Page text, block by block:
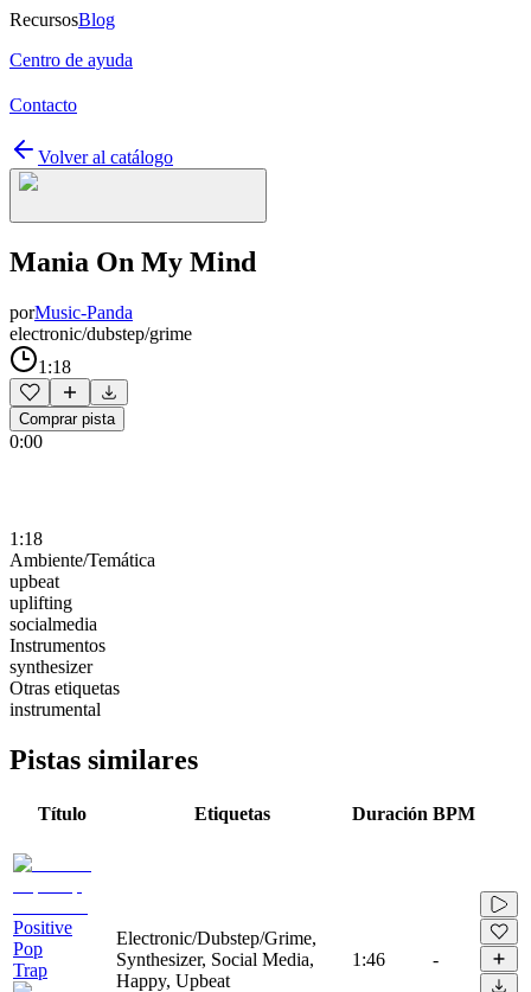
RecursosBlog
Centro de ayuda
Contacto
Volver al catálogo
Mania On My Mind
porMusic-Panda
electronic/dubstep/grime
1:18
Comprar pista
0:00
1:18
Ambiente/Temática
upbeat
uplifting
socialmedia
Instrumentos
synthesizer
Otras etiquetas
instrumental
Pistas similares
Título Etiquetas Duración BPM
Positive
Pop
Trap
Electronic/Dubstep/Grime,
Synthesizer, Social Media,
Happy, Upbeat
1:46 -